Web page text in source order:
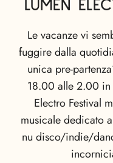
LUMEN
Le vacanze vi
fuggire dalla
unica pre-
18.00 alle 2.00
Electro Festival
musicale dedicato
nu disco/indie/